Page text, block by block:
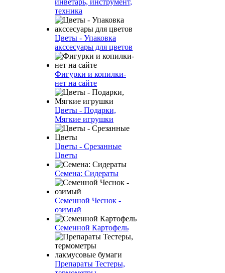
инветарь, инструмент,
техника
Цветы - Упаковка
акссесуары для цветов
Фигурки и копилки-
нет на сайте
Цветы - Подарки,
Мягкие игрушки
Цветы - Срезанные
Цветы
Семена: Сидераты
Семенной Чеснок -
озимый
Семенной Картофель
Препараты Тестеры,